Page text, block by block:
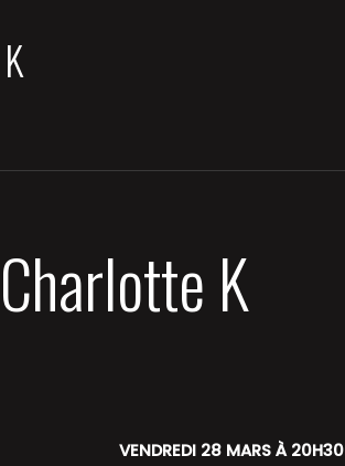
K
VENDREDI 28 MARS À 20H30